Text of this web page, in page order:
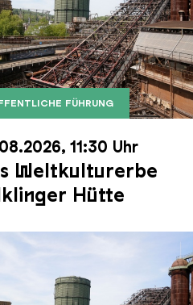
FÜHRUNG
der
Weltkulturerbe
11:30 Uhr
Weltkulturerbe
Hütte